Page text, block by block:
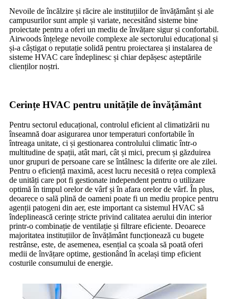
Nevoile de încălzire și răcire ale instituțiilor de învățământ și ale
campusurilor sunt ample și variate, necesitând sisteme bine
proiectate pentru a oferi un mediu de învățare sigur și confortabil.
Airwoods înțelege nevoile complexe ale sectorului educațional și
și-a câștigat o reputație solidă pentru proiectarea și instalarea de
sisteme HVAC care îndeplinesc și chiar depășesc așteptările
clienților noștri.
Cerințe HVAC pentru unitățile de învățământ
Pentru sectorul educațional, controlul eficient al climatizării nu
înseamnă doar asigurarea unor temperaturi confortabile în
întreaga unitate, ci și gestionarea controlului climatic într-o
multitudine de spații, atât mari, cât și mici, precum și găzduirea
unor grupuri de persoane care se întâlnesc la diferite ore ale zilei.
Pentru o eficiență maximă, acest lucru necesită o rețea complexă
de unități care pot fi gestionate independent pentru o utilizare
optimă în timpul orelor de vârf și în afara orelor de vârf. În plus,
deoarece o sală plină de oameni poate fi un mediu propice pentru
agenții patogeni din aer, este important ca sistemul HVAC să
îndeplinească cerințe stricte privind calitatea aerului din interior
printr-o combinație de ventilație și filtrare eficiente. Deoarece
majoritatea instituțiilor de învățământ funcționează cu bugete
restrânse, este, de asemenea, esențial ca școala să poată oferi
medii de învățare optime, gestionând în același timp eficient
costurile consumului de energie.